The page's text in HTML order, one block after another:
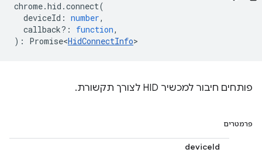
chrome.hid .connect(
deviceId : number,
callback? : function,
) : Promise<HidConnectInfo>
פותחים חיבור למכשיר HID לצורך תקשורת.
פרמטרים
deviceId